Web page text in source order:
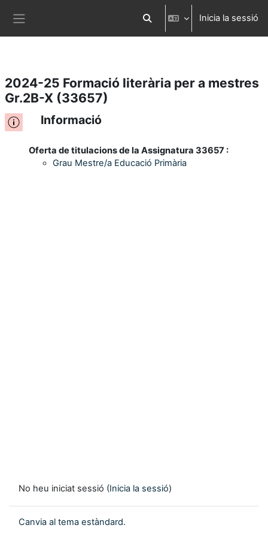
Ves al contingut principal Commuta l'entrada de la cerca
Inicia la sessió
2024-25 Formació literària per a mestres
Gr.2B-X (33657)
Informació
Oferta de titulacions de la Assignatura 33657 :
Grau Mestre/a Educació Primària
No heu iniciat sessió (Inicia la sessió)
Canvia al tema estàndard.